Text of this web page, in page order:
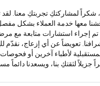
شكراً لمشاركتكِ تجربتكِ معنا. لقد
معها خدمة العملاء بشكل
تم إجراء استشارات متابعة مع
تعويضاً عن أي إزعاج، نقدّم
لأطباء آخرين أو فحوصات
لثقتكِ بنا، ويسعدنا دائماً